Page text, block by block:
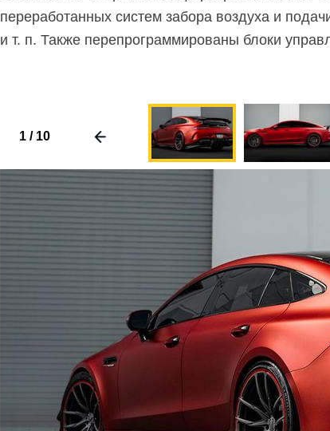
переработанных систем забора воздуха и
и т. п. Также перепрограммированы блоки
1 / 10